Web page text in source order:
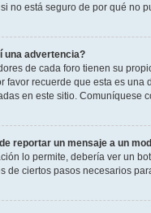
no está seguro de por qué no
una advertencia?
de cada foro tienen su
favor recuerde que esta es
en este sitio. Comuníquese
reportar un mensaje a un
lo permite, debería ver un
de ciertos pasos necesarios